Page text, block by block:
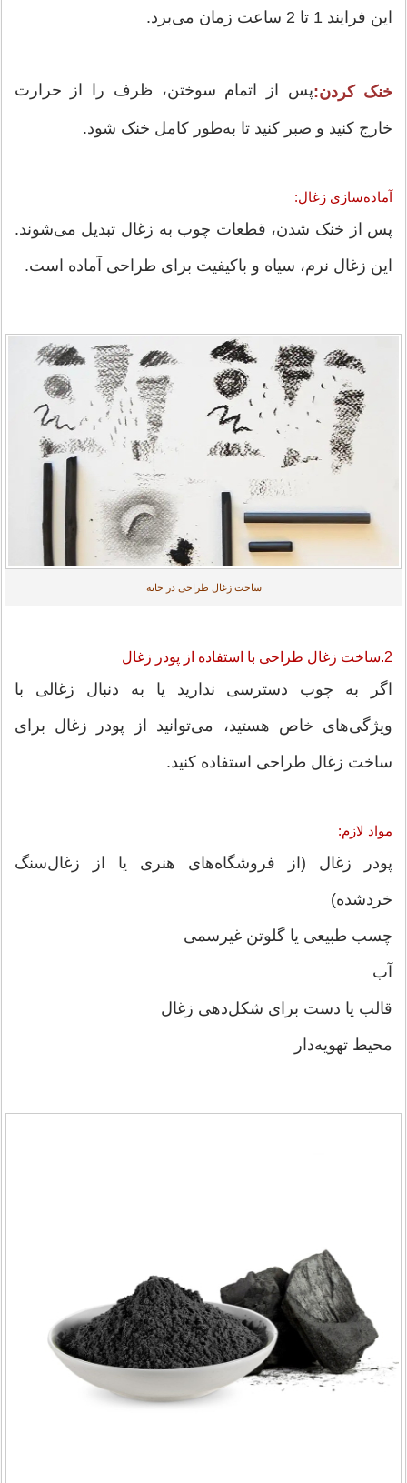
این فرایند 1 تا 2 ساعت زمان می‌برد.
خنک کردن:پس از اتمام سوختن، ظرف را از حرارت
خارج کنید و صبر کنید تا به‌طور کامل خنک شود.
آماده‌سازی زغال:
پس از خنک شدن، قطعات چوب به زغال تبدیل می‌شوند.
این زغال نرم، سیاه و باکیفیت برای طراحی آماده است.
ساخت زغال طراحی در خانه
2.ساخت زغال طراحی با استفاده از پودر زغال
اگر به چوب دسترسی ندارید یا به دنبال زغالی با
ویژگی‌های خاص هستید، می‌توانید از پودر زغال برای
ساخت زغال طراحی استفاده کنید.
مواد لازم:
پودر زغال (از فروشگاه‌های هنری یا از زغال‌سنگ
خردشده)
چسب طبیعی یا گلوتن غیرسمی
آب
قالب یا دست برای شکل‌دهی زغال
محیط تهویه‌دار